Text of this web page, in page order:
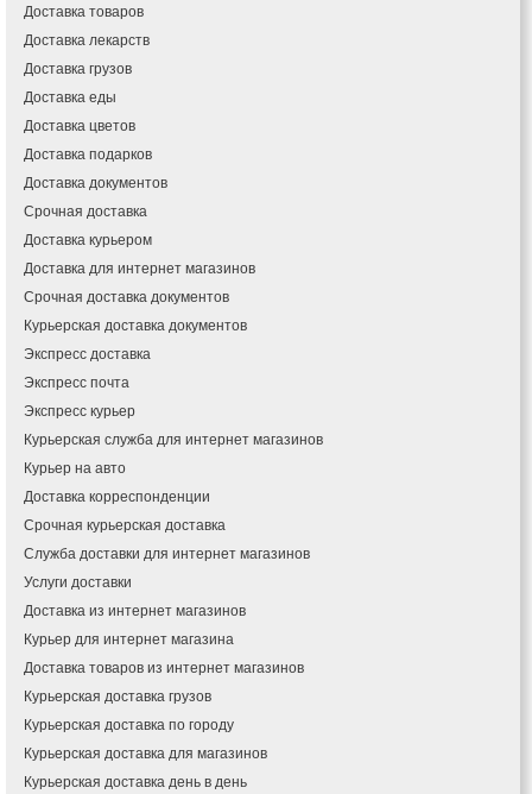
Доставка товаров
Доставка лекарств
Доставка грузов
Доставка еды
Доставка цветов
Доставка подарков
Доставка документов
Срочная доставка
Доставка курьером
Доставка для интернет магазинов
Срочная доставка документов
Курьерская доставка документов
Экспресс доставка
Экспресс почта
Экспресс курьер
Курьерская служба для интернет магазинов
Курьер на авто
Доставка корреспонденции
Срочная курьерская доставка
Служба доставки для интернет магазинов
Услуги доставки
Доставка из интернет магазинов
Курьер для интернет магазина
Доставка товаров из интернет магазинов
Курьерская доставка грузов
Курьерская доставка по городу
Курьерская доставка для магазинов
Курьерская доставка день в день